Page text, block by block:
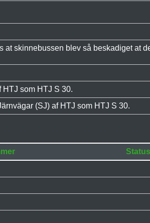
skinnebussen blev så beskadiget at
som HTJ S 30.
(SJ) af HTJ som HTJ S 30.